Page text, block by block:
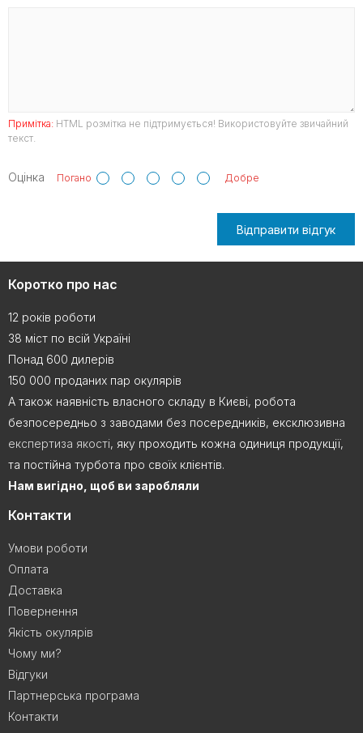
Примітка: HTML розмітка не підтримується! Використовуйте звичайний
текст.
Оцінка Погано Добре
Відправити відгук
Коротко про нас
12 років роботи
38 міст по всій Україні
Понад 600 дилерів
150 000 проданих пар окулярів
А також наявність власного складу в Києві, робота
безпосередньо з заводами без посередників, ексклюзивна
експертиза якості, яку проходить кожна одиниця продукції,
та постійна турбота про своїх клієнтів.
Нам вигідно, щоб ви заробляли
Контакти
Умови роботи
Оплата
Доставка
Повернення
Якість окулярів
Чому ми?
Відгуки
Партнерська програма
Контакти